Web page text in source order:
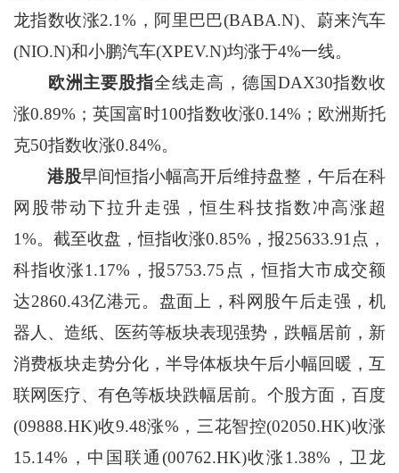
龙指数收涨2.1%，阿里巴巴(BABA.N)、蔚来汽车
(NIO.N)和小鹏汽车(XPEV.N)均涨于4%一线。
欧洲主要股指全线走高，德国DAX30指数收
涨0.89%；英国富时100指数收涨0.14%；欧洲斯托
克50指数收涨0.84%。
港股早间恒指小幅高开后维持盘整，午后在科
网股带动下拉升走强，恒生科技指数冲高涨超
1%。截至收盘，恒指收涨0.85%，报25633.91点，
科指收涨1.17%，报5753.75点，恒指大市成交额
达2860.43亿港元。盘面上，科网股午后走强，机
器人、造纸、医药等板块表现强势，跌幅居前，新
消费板块走势分化，半导体板块午后小幅回暖，互
联网医疗、有色等板块跌幅居前。个股方面，百度
(09888.HK)收9.48涨%，三花智控(02050.HK)收涨
15.14%，中国联通(00762.HK)收涨1.38%，卫龙